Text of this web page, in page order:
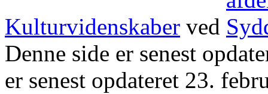
Kulturvidenskaber ved
Denne side er senest
er senest opdateret 23.